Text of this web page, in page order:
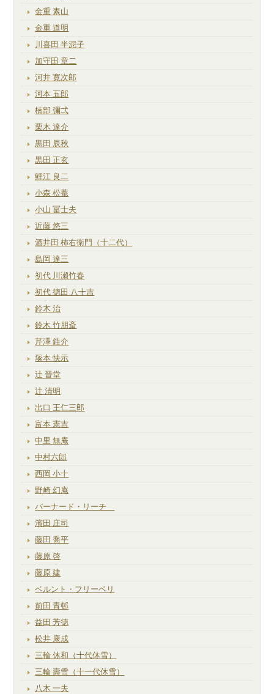
金重 素山
金重 道明
川喜田 半泥子
加守田 章二
河井 寛次郎
河本 五郎
楠部 彌弌
栗木 達介
黒田 辰秋
黒田 正玄
鯉江 良二
小森 松菴
小山 冨士夫
近藤 悠三
酒井田 柿右衛門（十二代）
島岡 達三
初代 川瀬竹春
初代 徳田 八十吉
鈴木 治
鈴木 竹朋斎
芹澤 銈介
塚本 快示
辻 晉堂
辻 清明
出口 王仁三郎
富本 憲吉
中里 無庵
中村六郎
西岡 小十
野崎 幻庵
バーナード・リーチ
濱田 庄司
藤田 喬平
藤原 啓
藤原 建
ベルント・フリーベリ
前田 青邨
益田 芳徳
松井 康成
三輪 休和（十代休雪）
三輪 壽雪（十一代休雪）
八木 一夫